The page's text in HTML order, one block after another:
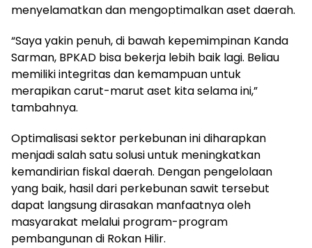
menyelamatkan dan mengoptimalkan aset daerah.
“Saya yakin penuh, di bawah kepemimpinan Kanda
Sarman, BPKAD bisa bekerja lebih baik lagi. Beliau
memiliki integritas dan kemampuan untuk
merapikan carut-marut aset kita selama ini,”
tambahnya.
Optimalisasi sektor perkebunan ini diharapkan
menjadi salah satu solusi untuk meningkatkan
kemandirian fiskal daerah. Dengan pengelolaan
yang baik, hasil dari perkebunan sawit tersebut
dapat langsung dirasakan manfaatnya oleh
masyarakat melalui program-program
pembangunan di Rokan Hilir.